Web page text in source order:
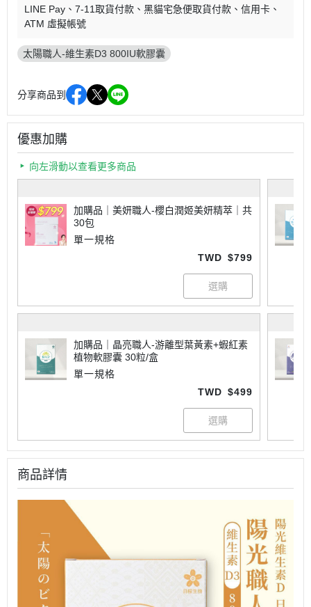
LINE Pay
7-11取貨付款 黑貓宅急便取貨付款
信用卡
ATM 虛擬帳號
太陽職人-維生素D3 800IU軟膠囊
分享商品到
優惠加購
向左滑動以查看更多商品
加購品｜美妍職人-櫻白潤姬美妍精萃｜共
30包
單一規格
TWD $799
加購品｜晶亮職人-游離型葉黃素+蝦紅素
植物軟膠囊 30粒/盒
單一規格
TWD $499
商品詳情